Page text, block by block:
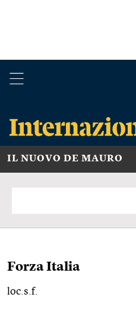
IL NUOVO DE MAURO
Forza Italia
loc.s.f.